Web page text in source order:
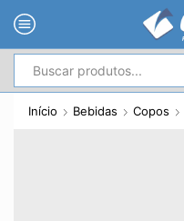
Início Bebidas Copos